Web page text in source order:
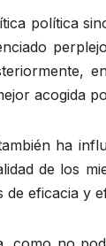
política
acogida
ha
de los
de eficacia y